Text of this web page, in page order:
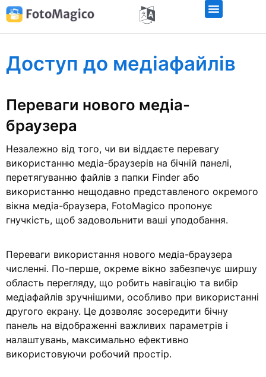
Доступ до медіафайлів
Переваги нового медіа-
браузера
Незалежно від того, чи ви віддаєте перевагу
використанню медіа-браузерів на бічній панелі,
перетягуванню файлів з папки Finder або
використанню нещодавно представленого окремого
вікна медіа-браузера, FotoMagico пропонує
гнучкість, щоб задовольнити ваші уподобання.
Переваги використання нового медіа-браузера
численні. По-перше, окреме вікно забезпечує ширшу
область перегляду, що робить навігацію та вибір
медіафайлів зручнішими, особливо при використанні
другого екрану. Це дозволяє зосередити бічну
панель на відображенні важливих параметрів і
налаштувань, максимально ефективно
використовуючи робочий простір.